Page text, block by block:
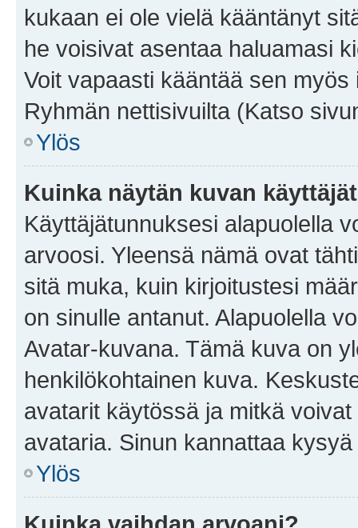
kukaan ei ole vielä kääntänyt
he voisivat asentaa haluamasi
Voit vapaasti kääntää sen
Ryhmän nettisivuilta (Katso
Ylös
Kuinka näytän kuvan
Käyttäjätunnuksesi alapuolella
arvoosi. Yleensä nämä ovat
sitä muka, kuin kirjoitustesi
on sinulle antanut. Alapuolella
Avatar-kuvana. Tämä kuva on
henkilökohtainen kuva.
avatarit käytössä ja mitkä
avataria. Sinun kannattaa
Ylös